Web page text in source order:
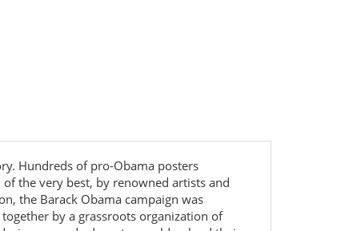
Hundreds of pro-Obama posters
the very best, by renowned artists and
the Barack Obama campaign was
by a grassroots organization of